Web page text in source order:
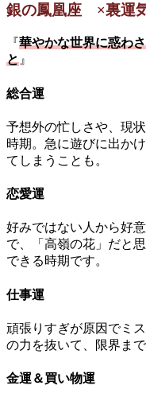
銀の鳳凰座 ×裏運
『華やかな世界に惑わ
と 』
総合運
予想外の忙しさや、現
時期。急に遊びに出か
てしまうことも。
恋愛運
好みではない人から好
で、「高嶺の花」だと
できる時期です。
仕事運
頑張りすぎが原因でミ
の力を抜いて、限界ま
金運＆買い物運